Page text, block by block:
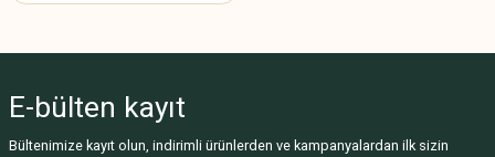
E-bülten kayıt
Bültenimize kayıt olun, indirimli ürünlerden ve kampanyalardan ilk sizin